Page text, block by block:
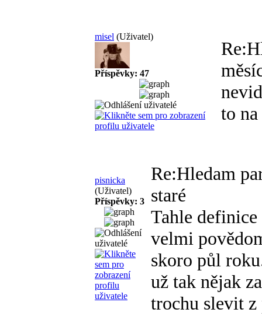
misel (Uživatel)
Příspěvky: 47
to
pisnicka
(Uživatel)
Příspěvky: 3
Re:Hledam
staré
Tahle
velmi
skoro půl
už tak nějak
trochu slevit z